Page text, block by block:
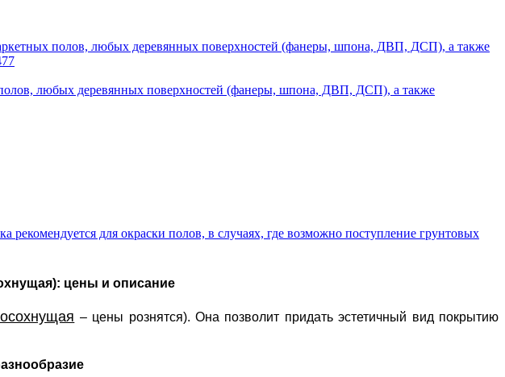
любых деревянных поверхностей (фанеры, шпона, ДВП, ДСП), а также
для окраски полов, в случаях, где возможно поступление грунтовых
цены и описание
– цены рознятся). Она позволит придать эстетичный вид покрытию